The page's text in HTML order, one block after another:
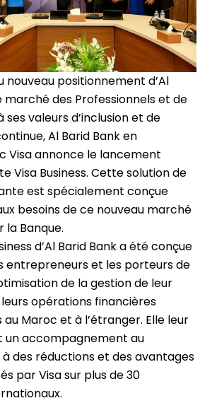
nouveau positionnement d’Al
marché des Professionnels et de
ses valeurs d’inclusion et de
Al Barid Bank en
Visa annonce le lancement
Visa Business. Cette solution de
est spécialement conçue
besoins de ce nouveau marché
Banque.
d’Al Barid Bank a été conçue
entrepreneurs et les porteurs de
de la gestion de leur
opérations financières
Maroc et à l’étranger. Elle leur
un accompagnement au
des réductions et des avantages
par Visa sur plus de 30